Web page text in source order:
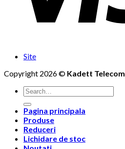
Site
Copyright 2026 © Kadett Telecom
Search
for:
Pagina principala
Produse
Reduceri
Lichidare de stoc